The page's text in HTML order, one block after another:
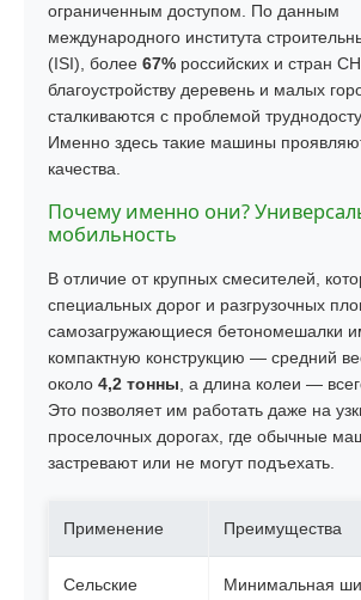
ограниченным доступом. По данным
международного института
(ISI), более 67% российских и стран
благоустройству деревень и малых
сталкиваются с проблемой
Именно здесь такие машины
качества.
Почему именно они?
мобильность
В отличие от крупных смесителей,
специальных дорог и разгрузочных
самозагружающиеся бетономешалки
компактную конструкцию — средний
около 4,2 тонны , а длина колеи —
Это позволяет им работать даже на
проселочных дорогах, где обычные
застревают или не могут подъехать.
Применение Преимущества
Сельские
Минимальная